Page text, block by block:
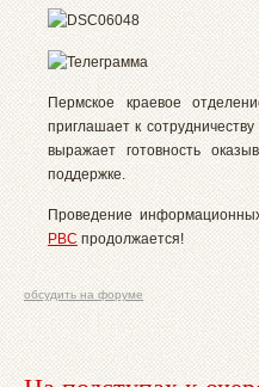
Пермское краевое
приглашает к
выражает готовность
поддержке.
Проведение
РВС продолжается!
обсудить на форуме